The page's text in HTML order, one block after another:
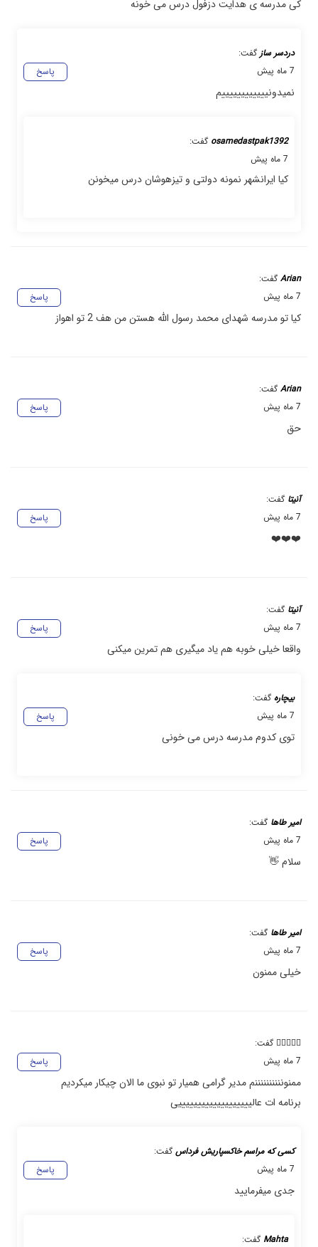
کی مدرسه ی هدایت دزفول درس می خونه
دردسر ساز گفت:
پاسخ
7 ماه پیش
نمیدونییییییییییییم
osamedastpak1392 گفت:
7 ماه پیش
کیا ایرانشهر نمونه دولتی و تیزهوشان درس میخونن
Arian گفت:
پاسخ
7 ماه پیش
کیا تو مدرسه شهدای محمد رسول الله هستن من هف 2 تو اهواز
Arian گفت:
پاسخ
7 ماه پیش
حق
آنیتا گفت:
پاسخ
7 ماه پیش
❤️❤️❤️
آنیتا گفت:
پاسخ
7 ماه پیش
واقعا خیلی خوبه هم یاد میگیری هم تمرین میکنی
بیچاره گفت:
پاسخ
7 ماه پیش
توی کدوم مدرسه درس می خونی
امیر طاها گفت:
پاسخ
7 ماه پیش
سلام 👋
امیر طاها گفت:
پاسخ
7 ماه پیش
خیلی ممنون
❤️‍🔥💖🖤💀 گفت:
پاسخ
7 ماه پیش
ممنوننننننننننم مدیر گرامی همیار تو نبوی ما الان چیکار میکردیم
برنامه ات عالیییییییییییییییییییی
کسی که مراسم خاکسپاریش فرداس گفت:
پاسخ
7 ماه پیش
جدی میفرمایید
Mahta گفت: